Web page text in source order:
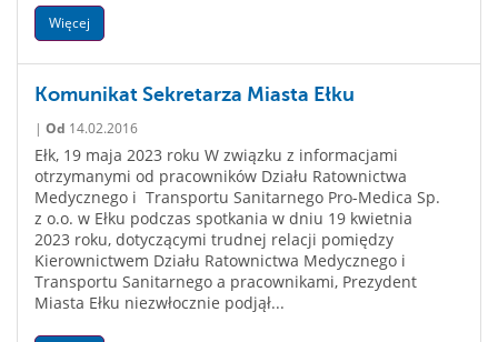
Więcej
Komunikat Sekretarza Miasta Ełku
| Od 14.02.2016
Ełk, 19 maja 2023 roku W związku z informacjami
otrzymanymi od pracowników Działu Ratownictwa
Medycznego i Transportu Sanitarnego Pro-Medica Sp.
z o.o. w Ełku podczas spotkania w dniu 19 kwietnia
2023 roku, dotyczącymi trudnej relacji pomiędzy
Kierownictwem Działu Ratownictwa Medycznego i
Transportu Sanitarnego a pracownikami, Prezydent
Miasta Ełku niezwłocznie podjął...